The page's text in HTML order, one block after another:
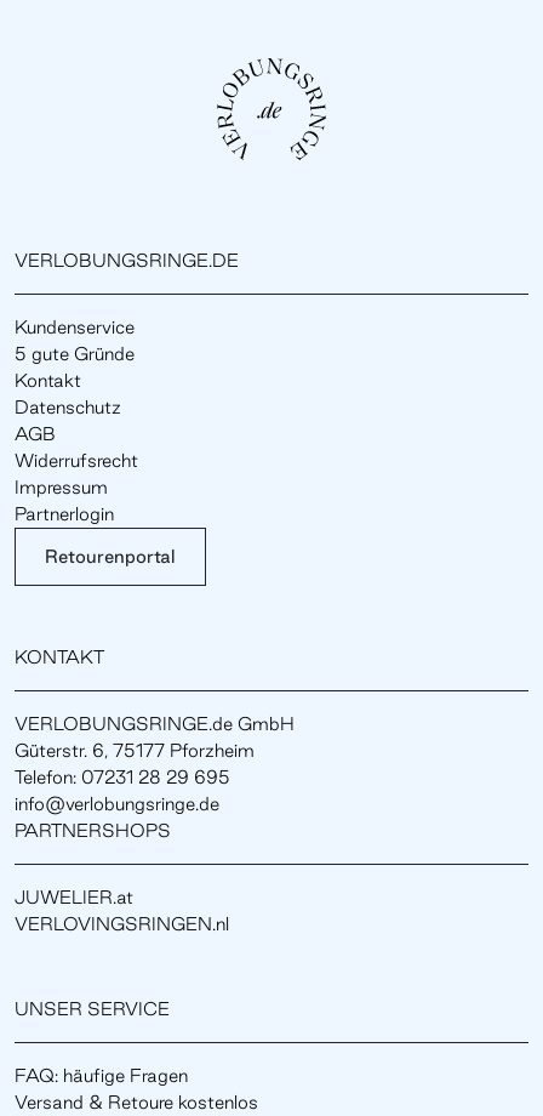
VERLOBUNGSRINGE.DE
Kundenservice
5 gute Gründe
Kontakt
Datenschutz
AGB
Widerrufsrecht
Impressum
Partnerlogin
Retourenportal
KONTAKT
VERLOBUNGSRINGE.de GmbH
Güterstr. 6, 75177 Pforzheim
Telefon: 07231 28 29 695
info@verlobungsringe.de
PARTNERSHOPS
JUWELIER.at
VERLOVINGSRINGEN.nl
UNSER SERVICE
FAQ: häufige Fragen
Versand & Retoure kostenlos